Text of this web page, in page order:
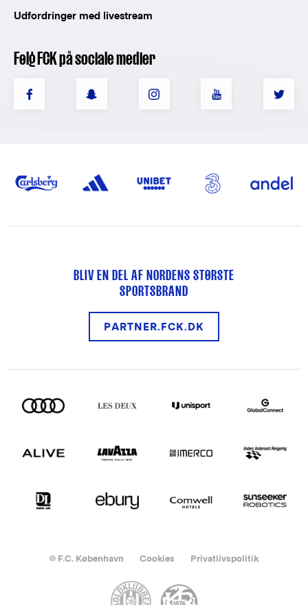
Udfordringer med livestream
Følg FCK på sociale medier
BLIV EN DEL AF NORDENS STØRSTE
SPORTSBRAND
PARTNER.FCK.DK
© F.C. København Cookies Privatlivspolitik